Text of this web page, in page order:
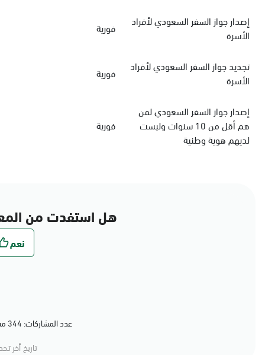
‏إصدار جواز السفر السعودي‏‏ لأفراد
الأسرة
فورية
‏تجديد جواز السفر السعودي‏ لأفراد
الأسرة
فورية
إصدار جواز السفر السعودي لمن
هم أقل من 10 سنوات وليست
لديهم هوية وطنية
فورية
هل استفدت من
عدد المشاركات: 344 مشاركة (79%) أعجبهم المحتوى
تاريخ أخر